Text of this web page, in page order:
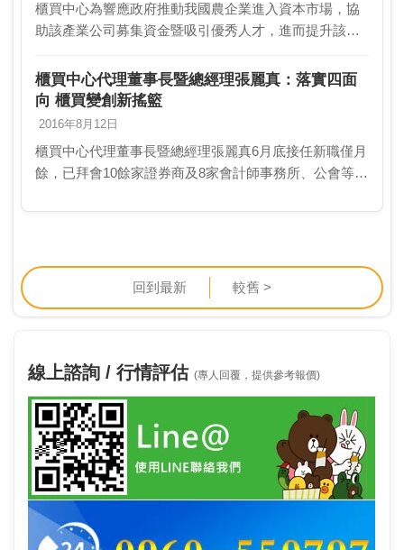
櫃買中心為響應政府推動我國農企業進入資本市場，協
助該產業公司募集資金暨吸引優秀人才，進而提升該產
科技業」上櫃及興櫃。為增加農業科技類公司於市場中
辨識度…
櫃買中心代理董事長暨總經理張麗真：落實四面
向 櫃買變創新搖籃
2016年8月12日
櫃買中心代理董事長暨總經理張麗真6月底接任新職僅月
餘，已拜會10餘家證券商及8家會計師事務所、公會等，
籃、債券市場樞紐、創新創意產業推手、以及創新產
回到最新 較舊 >
線上諮詢 / 行情評估 (專人回覆，提供參考報價)